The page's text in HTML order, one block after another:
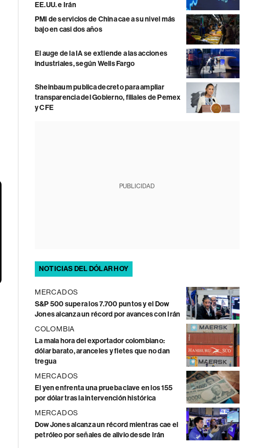
EE.UU. e Irán
PMI de servicios de China cae a su nivel más
bajo en casi dos años
El auge de la IA se extiende a las acciones
industriales, según Wells Fargo
Sheinbaum publica decreto para ampliar
transparencia del Gobierno, filiales de Pemex
y CFE
PUBLICIDAD
NOTICIAS DEL DÓLAR HOY
MERCADOS
S&P 500 supera los 7.700 puntos y el Dow
Jones alcanza un récord por avances con Irán
COLOMBIA
La mala hora del exportador colombiano:
dólar barato, aranceles y fletes que no dan
tregua
MERCADOS
El yen enfrenta una prueba clave en los 155
por dólar tras la intervención histórica
MERCADOS
Dow Jones alcanza un récord mientras cae el
petróleo por señales de alivio desde Irán